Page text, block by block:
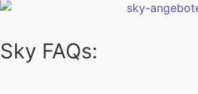
Sky FAQs: